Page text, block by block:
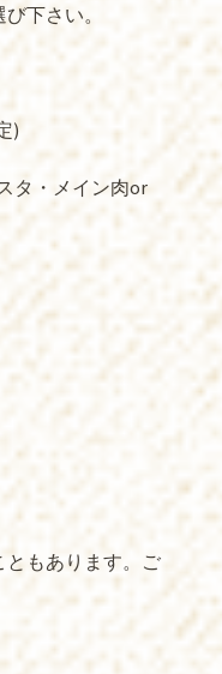
下さい。
)
タ・メイン肉or
もあります。ご